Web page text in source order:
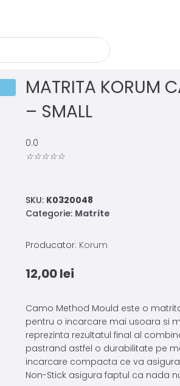
MATRITA KORUM
– SMALL
0.0
☆☆☆☆☆
SKU: K0320048
Categorie: Matrite
Producator: Korum
12,00lei
Camo Method Mould este o
pentru o incarcare mai usoara si
reprezinta rezultatul final al
pastrand astfel o durabilitate pe
incarcare compacta ce va
Non-Stick asigura faptul ca nada